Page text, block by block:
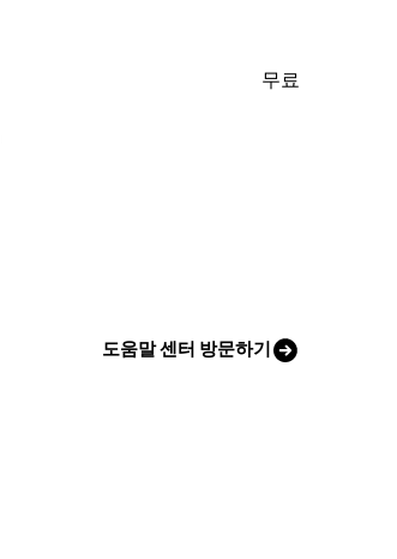
무료
도움말 센터 방문하기